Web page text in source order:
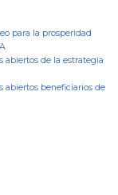
para la prosperidad
abiertos de la estrategia
abiertos beneficiarios de